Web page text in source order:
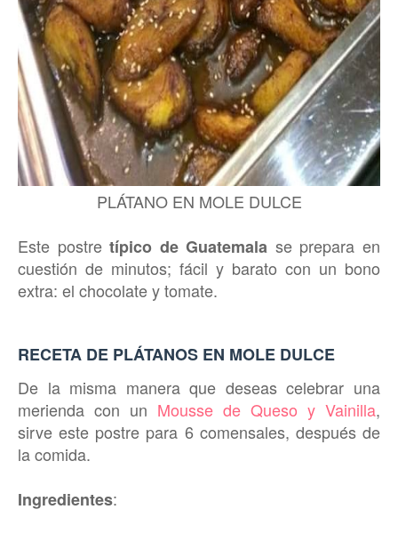
PLÁTANO EN MOLE DULCE
Este postretípico de Guatemala se prepara en
cuestión de minutos; fácil y barato con un bono
extra: el chocolate y tomate.
RECETA DE PLÁTANOS EN MOLE DULCE
De la misma manera que deseas celebrar una
merienda con un Mousse de Queso y Vainilla,
sirve este postre para 6 comensales, después de
la comida.
Ingredientes: